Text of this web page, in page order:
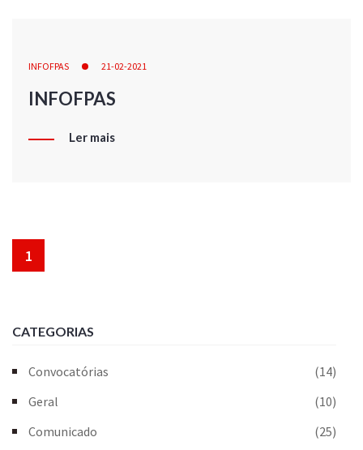
INFOFPAS 21-02-2021
INFOFPAS
Ler mais
1
CATEGORIAS
Convocatórias
(14)
Geral
(10)
Comunicado
(25)